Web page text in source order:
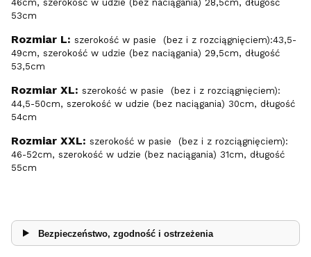
46cm, szerokość w udzie (bez naciągania) 28,5cm, długość
53cm
Rozmiar L: szerokość w pasie (bez i z rozciągnięciem):43,5-
49cm, szerokość w udzie (bez naciągania) 29,5cm, długość
53,5cm
Rozmiar XL: szerokość w pasie (bez i z rozciągnięciem):
44,5-50cm, szerokość w udzie (bez naciągania) 30cm, długość
54cm
Rozmiar XXL: szerokość w pasie (bez i z rozciągnięciem):
46-52cm, szerokość w udzie (bez naciągania) 31cm, długość
55cm
Bezpieczeństwo, zgodność i ostrzeżenia